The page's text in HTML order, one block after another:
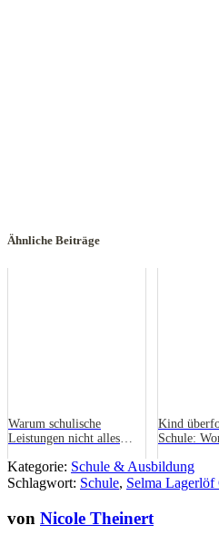
Ähnliche Beiträge
Warum schulische
Leistungen nicht alles
eines Kindes sagen
Kind
Schule:
Kategorie: Schule & Ausbildung
Schlagwort: Schule, Selma Lagerlöf
von Nicole Theinert